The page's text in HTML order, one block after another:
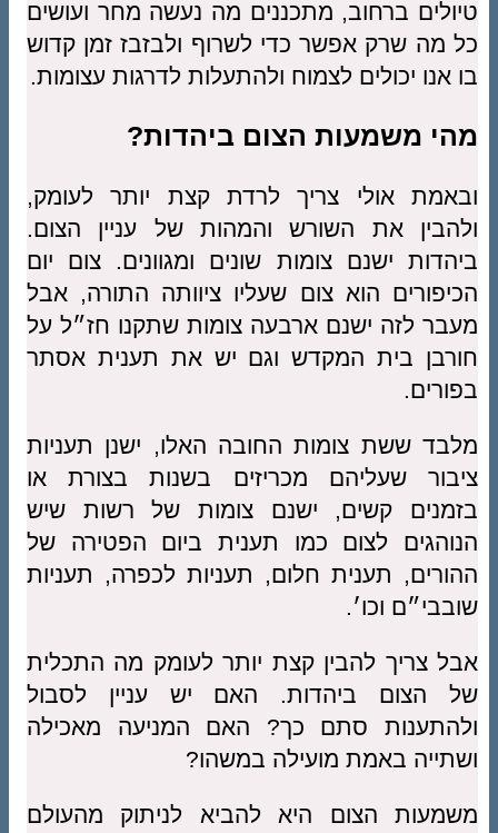
טיולים ברחוב, מתכננים מה נעשה מחר ועושים
כל מה שרק אפשר כדי לשרוף ולבזבז זמן קדוש
בו אנו יכולים לצמוח ולהתעלות לדרגות עצומות.
מהי משמעות הצום ביהדות?
ובאמת אולי צריך לרדת קצת יותר לעומק,
ולהבין את השורש והמהות של עניין הצום.
ביהדות ישנם צומות שונים ומגוונים. צום יום
הכיפורים הוא צום שעליו ציוותה התורה, אבל
מעבר לזה ישנם ארבעה צומות שתקנו חז״ל על
חורבן בית המקדש וגם יש את תענית אסתר
בפורים.
מלבד ששת צומות החובה האלו, ישנן תעניות
ציבור שעליהם מכריזים בשנות בצורת או
בזמנים קשים, ישנם צומות של רשות שיש
הנוהגים לצום כמו תענית ביום הפטירה של
ההורים, תענית חלום, תעניות לכפרה, תעניות
שובבי״ם וכו׳.
אבל צריך להבין קצת יותר לעומק מה התכלית
של הצום ביהדות. האם יש עניין לסבול
ולהתענות סתם כך? האם המניעה מאכילה
ושתייה באמת מועילה במשהו?
משמעות הצום היא להביא לניתוק מהעולם